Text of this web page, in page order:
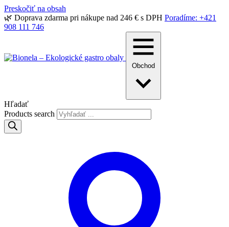
Preskočiť na obsah
🌿 Doprava zdarma pri nákupe nad 246 € s DPH Poradíme: +421
908 111 746
Obchod
Hľadať
Products search